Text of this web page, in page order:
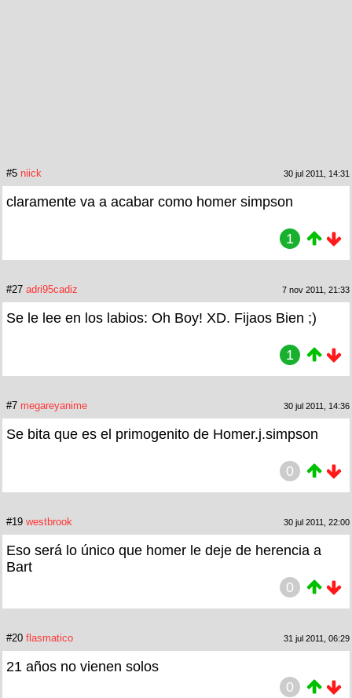
#5 niick 30 jul 2011, 14:31
claramente va a acabar como homer simpson
1
#27 adri95cadiz 7 nov 2011, 21:33
Se le lee en los labios: Oh Boy! XD. Fijaos Bien ;)
1
#7 megareyanime 30 jul 2011, 14:36
Se bita que es el primogenito de Homer.j.simpson
0
#19 westbrook 30 jul 2011, 22:00
Eso será lo único que homer le deje de herencia a
Bart
0
#20 flasmatico 31 jul 2011, 06:29
21 años no vienen solos
0